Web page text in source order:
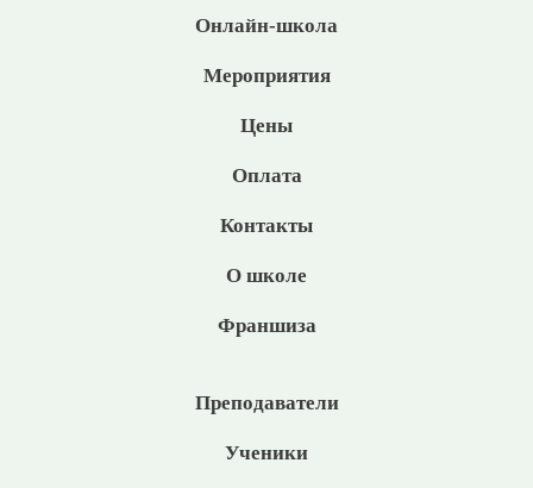
Онлайн-школа
Мероприятия
Цены
Оплата
Контакты
О школе
Франшиза
Преподаватели
Ученики